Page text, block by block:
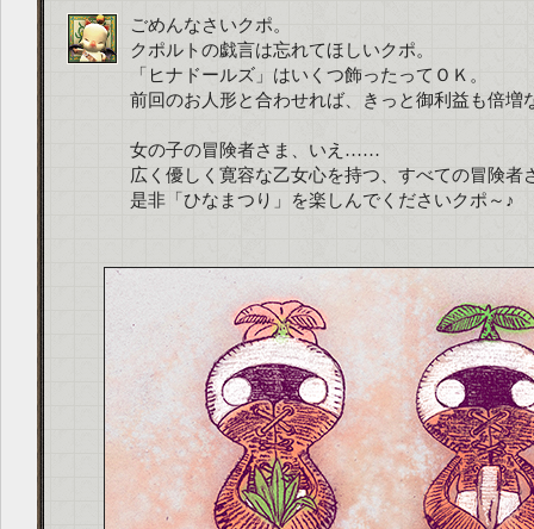
ごめんなさいクポ。
クポルトの戯言は忘れてほしいクポ。
「ヒナドールズ」はいくつ飾ったってＯＫ。
前回のお人形と合わせれば、きっと御利益も倍増
女の子の冒険者さま、いえ……
広く優しく寛容な乙女心を持つ、すべての冒険者
是非「ひなまつり」を楽しんでくださいクポ～♪